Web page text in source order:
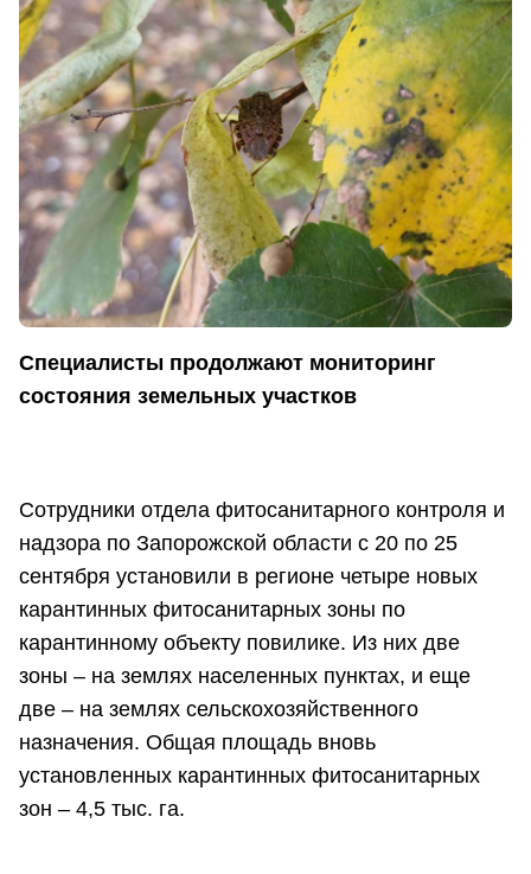
Специалисты продолжают мониторинг
состояния земельных участков
Сотрудники отдела фитосанитарного контроля и
надзора по Запорожской области с 20 по 25
сентября установили в регионе четыре новых
карантинных фитосанитарных зоны по
карантинному объекту повилике. Из них две
зоны – на землях населенных пунктах, и еще
две – на землях сельскохозяйственного
назначения. Общая площадь вновь
установленных карантинных фитосанитарных
зон – 4,5 тыс. га.